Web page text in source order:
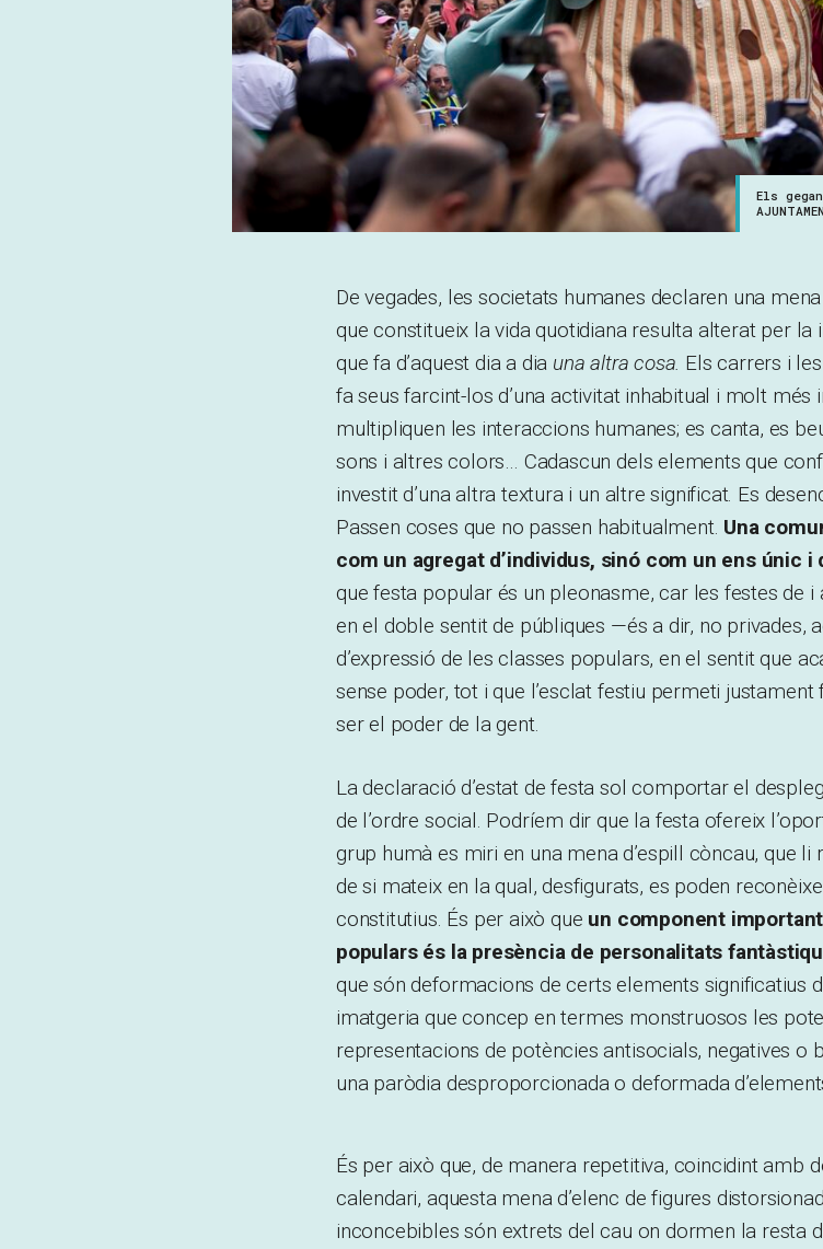
Els
De vegades, les societats humanes declaren una
que constitueix la vida quotidiana resulta alterat per la
que fa d’aquest dia a dia una altra cosa. Els carrers i
fa seus farcint-los d’una activitat inhabitual i molt més
multipliquen les interaccions humanes; es canta, es
sons i altres colors… Cadascun dels elements que
investit d’una altra textura i un altre significat. Es
Passen coses que no passen habitualment. Una
com un agregat d’individus, sinó com un ens únic i
que festa popular és un pleonasme, car les festes de
en el doble sentit de públiques —és a dir, no privades,
d’expressió de les classes populars, en el sentit que
sense poder, tot i que l’esclat festiu permeti
ser el poder de la gent.
La declaració d’estat de festa sol comportar el
de l’ordre social. Podríem dir que la festa ofereix
grup humà es miri en una mena d’espill còncau, que
de si mateix en la qual, desfigurats, es poden
constitutius. És per això que un component
populars és la presència de personalitats
que són deformacions de certs elements significatius
imatgeria que concep en termes monstruosos les
representacions de potències antisocials, negatives o
una paròdia desproporcionada o deformada
És per això que, de manera repetitiva, coincidint amb
calendari, aquesta mena d’elenc de figures
inconcebibles són extrets del cau on dormen la resta